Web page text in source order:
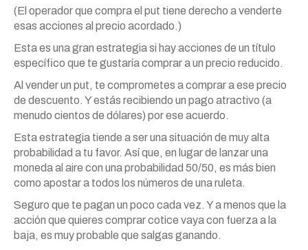
(El operador que compra el put tiene derecho a venderte
esas acciones al precio acordado.)
Esta es una gran estrategia si hay acciones de un título
específico que te gustaría comprar a un precio reducido.
Al vender un put, te comprometes a comprar a ese precio
de descuento. Y estás recibiendo un pago atractivo (a
menudo cientos de dólares) por ese acuerdo.
Esta estrategia tiende a ser una situación de muy alta
probabilidad a tu favor. Así que, en lugar de lanzar una
moneda al aire con una probabilidad 50/50, es más bien
como apostar a todos los números de una ruleta.
Seguro que te pagan un poco cada vez. Y a menos que la
acción que quieres comprar cotice vaya con fuerza a la
baja, es muy probable que salgas ganando.